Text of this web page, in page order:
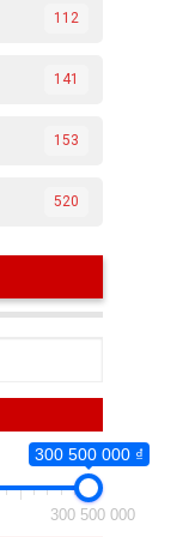
112
141
153
520
300 500 000 ₫
300 500 000